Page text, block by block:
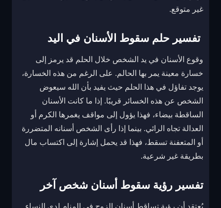
غير متوقع.
تفسير حلم سقوط الأسنان في اليد
وقوع الأسنان في يد الشخص خلال الحلم قد يرمز إلى
خسارة معينة يمر بها الحالم. على الرغم من هذه الخسارة،
يوجد تفاؤل في هذا الحلم حيث يفيد بأن الله سيعوض
الشخص عن هذه الخسائر قريبًا. إذا ما كانت الأسنان
الساقطة بيضاء، فهذا يؤول إلى مواقف يغمرها الكرم أو
العدالة تجاه الرائي. بينما إذا رأى الشخص أسنانه المتضررة
أو المتعفنة تسقط، فهذا قد يحمل إشارة إلى اكتساب مال
بطريقة غير شرعية.
تفسير رؤية سقوط أسنان شخص آخر
يُعتقد أن رؤية تساقط أسنان الزوج في المنام لدى النساء